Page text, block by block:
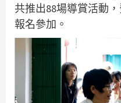
共推出88場導賞活動
報名參加。